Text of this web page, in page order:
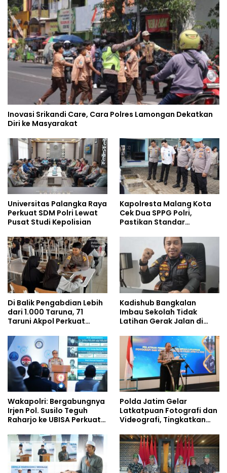
Inovasi Srikandi Care, Cara Polres Lamongan Dekatkan
Diri ke Masyarakat
Universitas Palangka Raya
Perkuat SDM Polri Lewat
Pusat Studi Kepolisian
Kapolresta Malang Kota
Cek Dua SPPG Polri,
Pastikan Standar
Pengelolaan Limbah
Berjalan Optimal
Di Balik Pengabdian Lebih
dari 1.000 Taruna, 71
Taruni Akpol Perkuat
Siswa Sekolah Rakyat
Kadishub Bangkalan
Imbau Sekolah Tidak
Latihan Gerak Jalan di
Wakapolri: Bergabungnya
Irjen Pol. Susilo Teguh
Raharjo ke UBISA Perkuat
Studi Kepolisian
Polda Jatim Gelar
Latkatpuan Fotografi dan
Videografi, Tingkatkan
Era Digital